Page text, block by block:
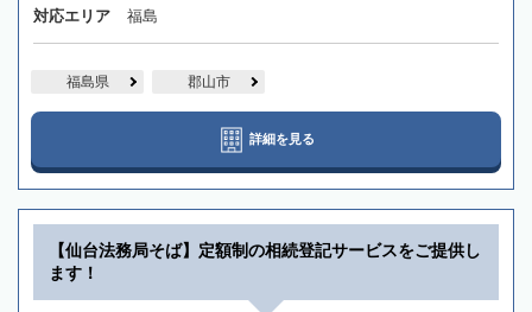
対応エリア 福島
福島県 郡山市
詳細を見る
【仙台法務局そば】定額制の相続登記サービスをご提供し
ます！